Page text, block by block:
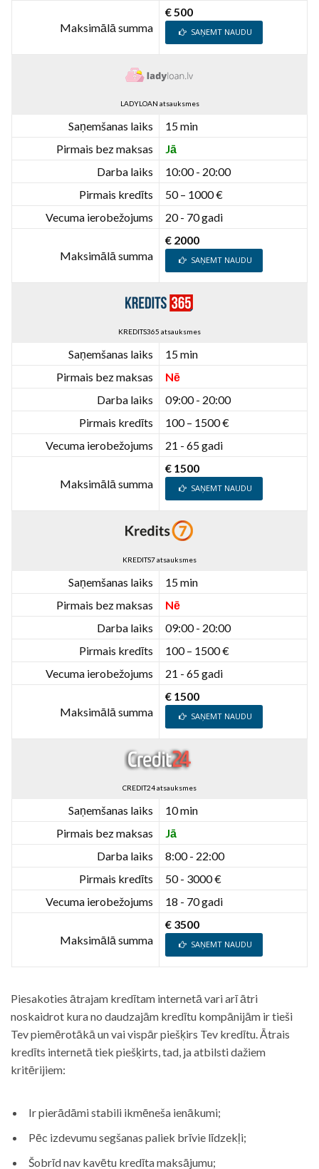
Maksimālā summa
€ 500
SAŅEMT NAUDU
LADYLOAN atsauksmes
Saņemšanas laiks
15 min
Pirmais bez maksas
Jā
Darba laiks
10:00 - 20:00
Pirmais kredīts
50 – 1000 €
Vecuma ierobežojums
20 - 70 gadi
Maksimālā summa
€ 2000
SAŅEMT NAUDU
KREDITS365 atsauksmes
Saņemšanas laiks
15 min
Pirmais bez maksas
Nē
Darba laiks
09:00 - 20:00
Pirmais kredīts
100 – 1500 €
Vecuma ierobežojums
21 - 65 gadi
Maksimālā summa
€ 1500
SAŅEMT NAUDU
KREDITS7 atsauksmes
Saņemšanas laiks
15 min
Pirmais bez maksas
Nē
Darba laiks
09:00 - 20:00
Pirmais kredīts
100 – 1500 €
Vecuma ierobežojums
21 - 65 gadi
Maksimālā summa
€ 1500
SAŅEMT NAUDU
CREDIT24 atsauksmes
Saņemšanas laiks
10 min
Pirmais bez maksas
Jā
Darba laiks
8:00 - 22:00
Pirmais kredīts
50 - 3000 €
Vecuma ierobežojums
18 - 70 gadi
Maksimālā summa
€ 3500
SAŅEMT NAUDU
Piesakoties ātrajam kredītam internetā vari arī ātri
noskaidrot kura no daudzajām kredītu kompānijām ir tieši
Tev piemērotākā un vai vispār piešķirs Tev kredītu. Ātrais
kredīts internetā tiek piešķirts, tad, ja atbilsti dažiem
kritērijiem:
Ir pierādāmi stabili ikmēneša ienākumi;
Pēc izdevumu segšanas paliek brīvie līdzekļi;
Šobrīd nav kavētu kredīta maksājumu;